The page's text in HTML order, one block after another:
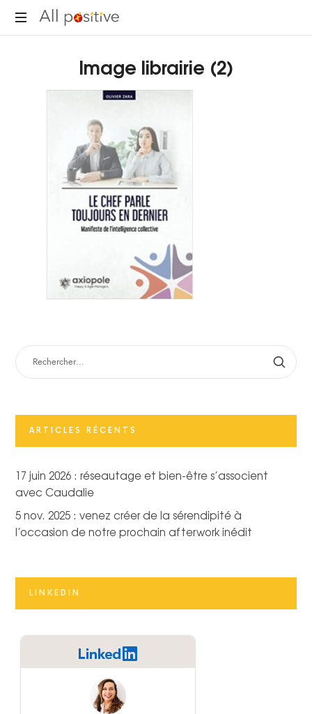
All
réinventer."
Image librairie (2)
RECHERCHER :
ARTICLES RÉCENTS
17 juin 2026 : réseautage et bien-être s’associent
avec Caudalie
5 nov. 2025 : venez créer de la sérendipité à
l’occasion de notre prochain afterwork inédit
LINKEDIN